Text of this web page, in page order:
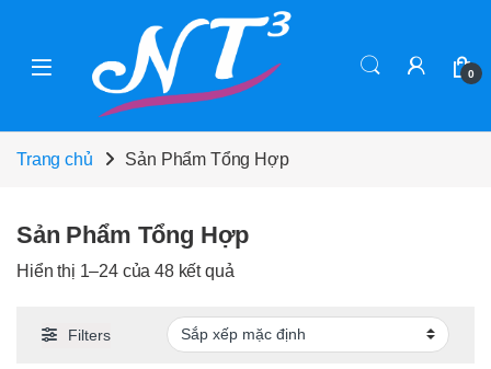
0
Trang chủ Sản Phẩm Tổng Hợp
Sản Phẩm Tổng Hợp
Hiển thị 1–24 của 48 kết quả
Filters